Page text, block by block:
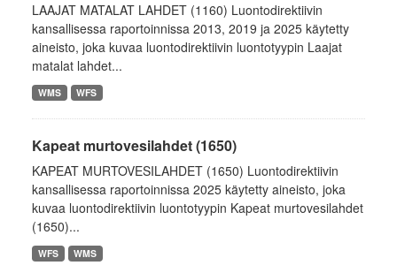
LAAJAT MATALAT LAHDET (1160) Luontodirektiivin
kansallisessa raportoinnissa 2013, 2019 ja 2025 käytetty
aineisto, joka kuvaa luontodirektiivin luontotyypin Laajat
matalat lahdet...
WMS WFS
Kapeat murtovesilahdet (1650)
KAPEAT MURTOVESILAHDET (1650) Luontodirektiivin
kansallisessa raportoinnissa 2025 käytetty aineisto, joka
kuvaa luontodirektiivin luontotyypin Kapeat murtovesilahdet
(1650)...
WFS WMS